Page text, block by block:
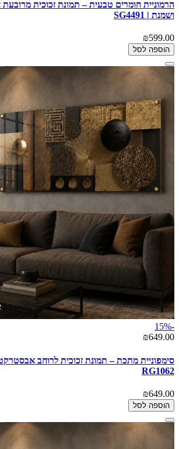
הרמוניית חומרים טבעית – תמונת זכוכית
ושמנת | SG4491
₪599.00
הוספה לסל
-15%
₪649.00
סימפוניית מתכת – תמונת זכוכית לרוחב
RG1062
₪649.00
הוספה לסל